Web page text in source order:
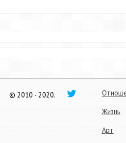
© 2010 - 2020.
Жизнь
Арт